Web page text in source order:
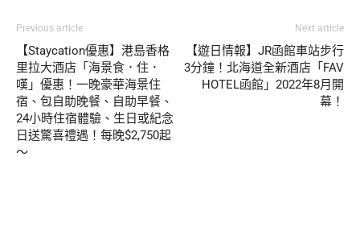
Previous article
【Staycation優惠】港島香格
里拉大酒店「海景食．住．
嘆」優惠！一晚豪華海景住
宿、包自助晚餐、自助早餐、
24小時住宿體驗、生日或紀念
日送驚喜禮遇！每晚$2,750起
～
Next article
【遊日情報】JR函館車站步行
3分鐘！北海道全新酒店「FAV
HOTEL函館」2022年8月開
幕！